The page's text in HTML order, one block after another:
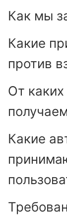
Как мы
Какие
против
От
Какие